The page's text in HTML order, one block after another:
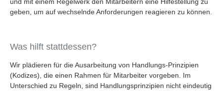
geben, um auf wechselnde Anforderungen reagieren zu können.
Was hilft stattdessen?
Wir plädieren für die Ausarbeitung von Handlungs-Prinzipien
(Kodizes), die einen Rahmen für Mitarbeiter vorgeben. Im
Unterschied zu Regeln, sind Handlungsprinzipien nicht eindeutig